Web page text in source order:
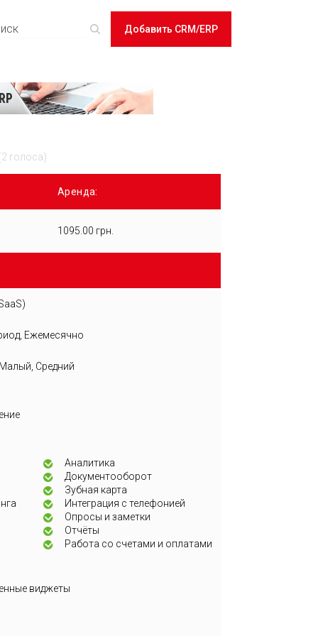
Добавить CRM/ERP
голоса)
Аренда:
1095.00 грн.
Ежемесячно
Средний
Аналитика
Документооборот
Зубная карта
Интеграция с телефонией
Опросы и заметки
Отчёты
Работа со счетами и оплатами
виджеты